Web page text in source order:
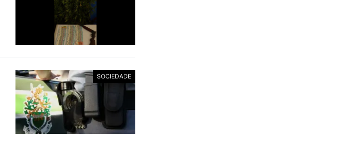
SOCIEDADE